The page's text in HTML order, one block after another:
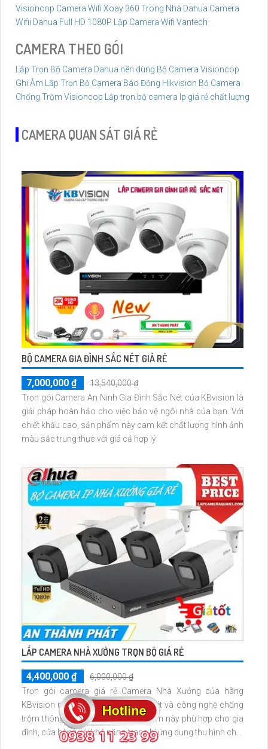
Visioncop Camera Wifi Xoay 360 Trong Nhà Dahua Camera
Wifii Dahua Full HD 1080P
Lắp Camera Wifi Vantech
CAMERA THEO GÓI
Lắp Trọn Bộ Camera Dahua nên dùng Bộ Camera Visioncop
Ghi Âm
Lắp Trọn Bộ Camera Báo Động Hikvision Bộ Camera
Chống Trộm Visioncop
Lắp trọn bộ camera Ip giá rẻ chất lượng
CAMERA QUAN SÁT GIÁ RẺ
BỘ CAMERA GIA ĐÌNH SẮC NÉT GIÁ RẺ
7,000,000 ₫
13,540,000 ₫
Trọn gói Camera An Ninh Gia Đình Sắc Nét của KBvision là
giải pháp hoàn hảo cho việc bảo vệ ngôi nhà của bạn. Với
chiết khấu cao, sản phẩm này cam kết chất lượng hình ảnh
màu sắc trung thực với giá cả hợp lý
LẮP CAMERA NHÀ XƯỞNG TRỌN BỘ GIÁ RẺ
4,400,000 ₫
6,000,000 ₫
Trọn gói camera giá rẻ Camera Nhà Xưởng của hãng
KBvision mang đến hình ảnh sắc nét và công nghệ chống
trộm thông minh hiệu quả. Sản phẩm này phù hợp cho gia
đình, cửa hàng với khả năng trang bị ứng dụng thu hình chất